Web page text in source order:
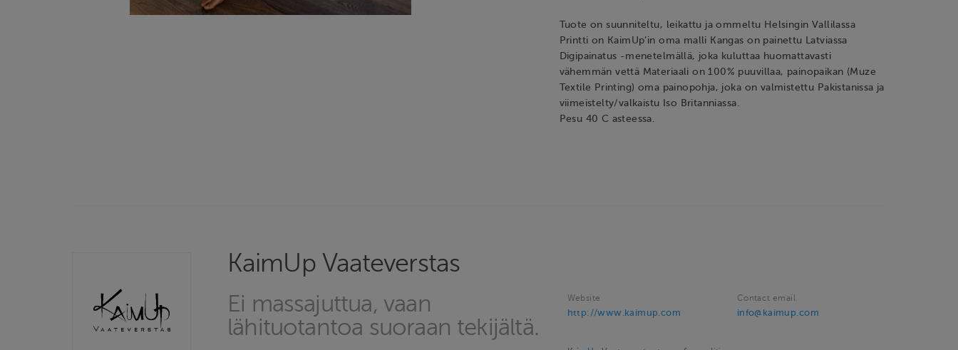
Tuote on suunniteltu, leikattu ja ommeltu Helsingin Vallilassa
Printti on KaimUp’in oma malli Kangas on painettu Latviassa
Digipainatus -menetelmällä, joka kuluttaa huomattavasti
vähemmän vettä Materiaali on 100% puuvillaa, painopaikan (Muze
Textile Printing) oma painopohja, joka on valmistettu Pakistanissa ja
viimeistelty/valkaistu Iso Britanniassa.
Pesu 40 C asteessa.
KaimUp Vaateverstas
Ei massajuttua, vaan
lähituotantoa suoraan tekijältä.
Website
http://www.kaimup.com
Contact email
info@kaimup.com